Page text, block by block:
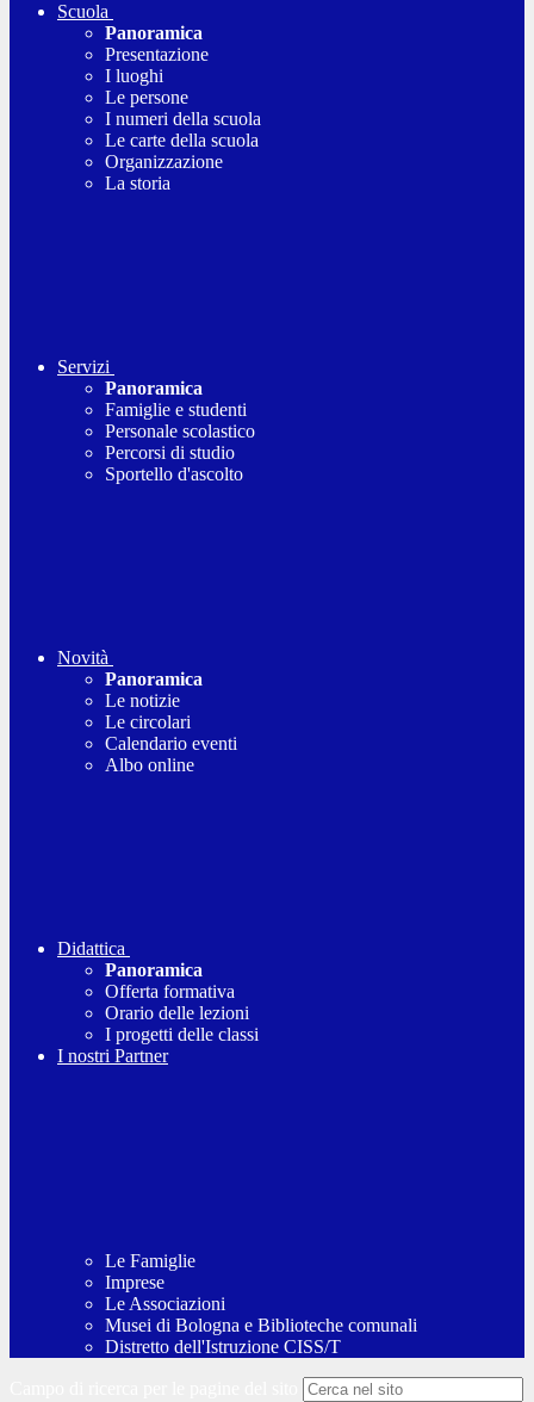
Scuola
Panoramica
Presentazione
I luoghi
Le persone
I numeri della scuola
Le carte della scuola
Organizzazione
La storia
Servizi
Panoramica
Famiglie e studenti
Personale scolastico
Percorsi di studio
Sportello d'ascolto
Novità
Panoramica
Le notizie
Le circolari
Calendario eventi
Albo online
Didattica
Panoramica
Offerta formativa
Orario delle lezioni
I progetti delle classi
I nostri Partner
Le Famiglie
Imprese
Le Associazioni
Musei di Bologna e Biblioteche comunali
Distretto dell'Istruzione CISS/T